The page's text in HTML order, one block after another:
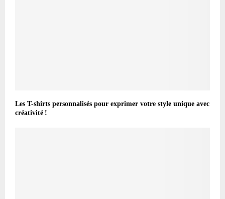
Les T-shirts personnalisés pour exprimer votre style unique avec
créativité !